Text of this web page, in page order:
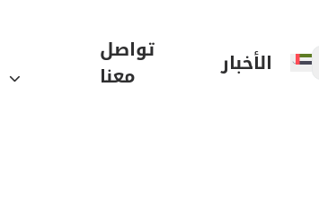
تواصل
معنا الأخبار